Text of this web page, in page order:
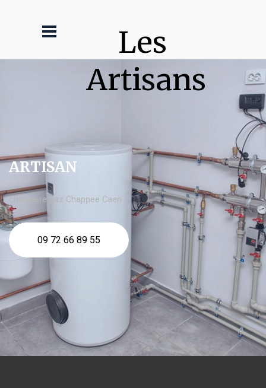
Les
Artisans
ARTISAN
chaudière gaz Chappee Caen
09 72 66 89 55